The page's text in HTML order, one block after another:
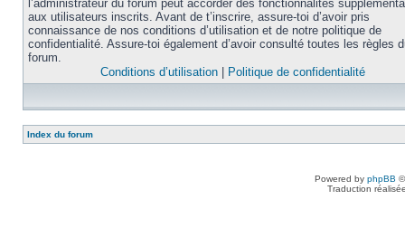
l’administrateur du forum peut accorder des fonctionnalités
aux utilisateurs inscrits. Avant de t’inscrire, assure-toi d’avoir pris
connaissance de nos conditions d’utilisation et de notre politique de
confidentialité. Assure-toi également d’avoir consulté toutes les règles
forum.
Conditions d’utilisation
Politique de confidentialité
Index du forum
Powered by phpBB
Traduction